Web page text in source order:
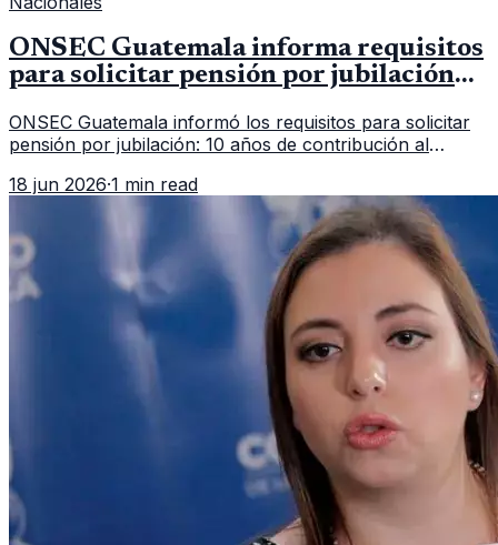
ONSEC Guatemala informa requisitos
para solicitar pensión por jubilación
ONSEC Guatemala informó los requisitos para solicitar
pensión por jubilación: 10 años de contribución al
importar edad.
18 jun 2026·1 min read